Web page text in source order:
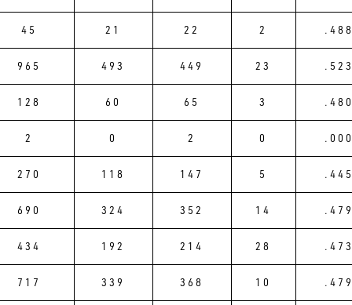
45 21 22 2 .488
965 493 449 23 .523
128 60 65 3 .480
2 0 2 0 .000
270 118 147 5 .445
690 324 352 14 .479
434 192 214 28 .473
717 339 368 10 .479